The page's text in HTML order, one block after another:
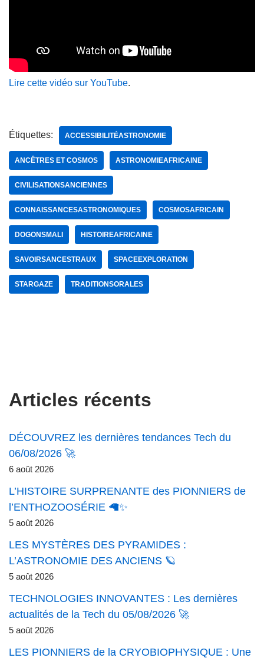
Lire cette vidéo sur YouTube.
Étiquettes: ACCESSIBILITÉASTRONOMIE
ANCÊTRES ET COSMOS ASTRONOMIEAFRICAINE
CIVILISATIONSANCIENNES
CONNAISSANCESASTRONOMIQUES COSMOSAFRICAIN
DOGONSMALI HISTOIREAFRICAINE
SAVOIRSANCESTRAUX SPACEEXPLORATION
STARGAZE TRADITIONSORALES
Articles récents
DÉCOUVREZ les dernières tendances Tech du
06/08/2026 🚀
6 août 2026
L’HISTOIRE SURPRENANTE des PIONNIERS de
l’ENTHOZOOSÉRIE 🦙✨
5 août 2026
LES MYSTÈRES DES PYRAMIDES :
L’ASTRONOMIE DES ANCIENS 🪐
5 août 2026
TECHNOLOGIES INNOVANTES : Les dernières
actualités de la Tech du 05/08/2026 🚀
5 août 2026
LES PIONNIERS de la CRYOBIOPHYSIQUE : Une